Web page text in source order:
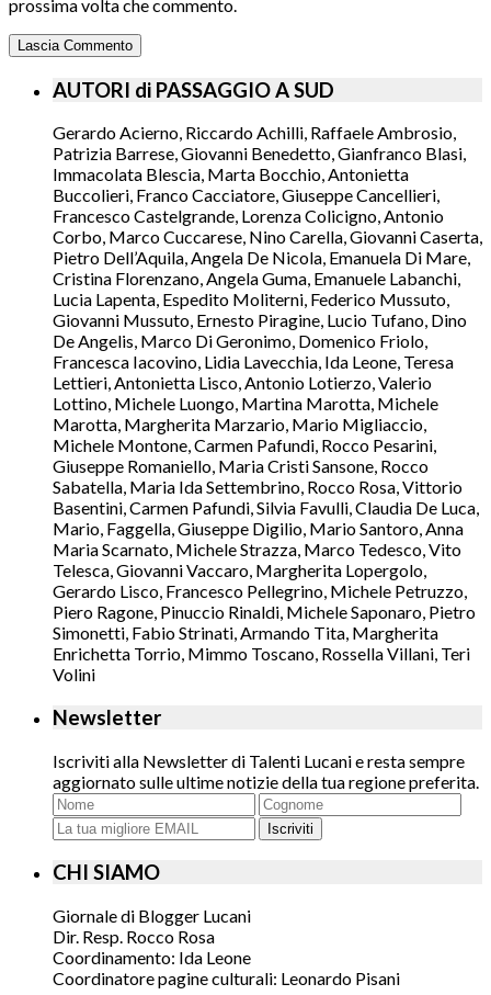
prossima volta che commento.
AUTORI di PASSAGGIO A SUD
Gerardo Acierno, Riccardo Achilli, Raffaele Ambrosio,
Patrizia Barrese, Giovanni Benedetto, Gianfranco Blasi,
Immacolata Blescia, Marta Bocchio, Antonietta
Buccolieri, Franco Cacciatore, Giuseppe Cancellieri,
Francesco Castelgrande, Lorenza Colicigno, Antonio
Corbo, Marco Cuccarese, Nino Carella, Giovanni Caserta,
Pietro Dell’Aquila, Angela De Nicola, Emanuela Di Mare,
Cristina Florenzano, Angela Guma, Emanuele Labanchi,
Lucia Lapenta, Espedito Moliterni, Federico Mussuto,
Giovanni Mussuto, Ernesto Piragine, Lucio Tufano, Dino
De Angelis, Marco Di Geronimo, Domenico Friolo,
Francesca Iacovino, Lidia Lavecchia, Ida Leone, Teresa
Lettieri, Antonietta Lisco, Antonio Lotierzo, Valerio
Lottino, Michele Luongo, Martina Marotta, Michele
Marotta, Margherita Marzario, Mario Migliaccio,
Michele Montone, Carmen Pafundi, Rocco Pesarini,
Giuseppe Romaniello, Maria Cristi Sansone, Rocco
Sabatella, Maria Ida Settembrino, Rocco Rosa, Vittorio
Basentini, Carmen Pafundi, Silvia Favulli, Claudia De Luca,
Mario, Faggella, Giuseppe Digilio, Mario Santoro, Anna
Maria Scarnato, Michele Strazza, Marco Tedesco, Vito
Telesca, Giovanni Vaccaro, Margherita Lopergolo,
Gerardo Lisco, Francesco Pellegrino, Michele Petruzzo,
Piero Ragone, Pinuccio Rinaldi, Michele Saponaro, Pietro
Simonetti, Fabio Strinati, Armando Tita, Margherita
Enrichetta Torrio, Mimmo Toscano, Rossella Villani, Teri
Volini
Newsletter
Iscriviti alla Newsletter di Talenti Lucani e resta sempre
aggiornato sulle ultime notizie della tua regione preferita.
Iscriviti
CHI SIAMO
Giornale di Blogger Lucani
Dir. Resp. Rocco Rosa
Coordinamento: Ida Leone
Coordinatore pagine culturali: Leonardo Pisani